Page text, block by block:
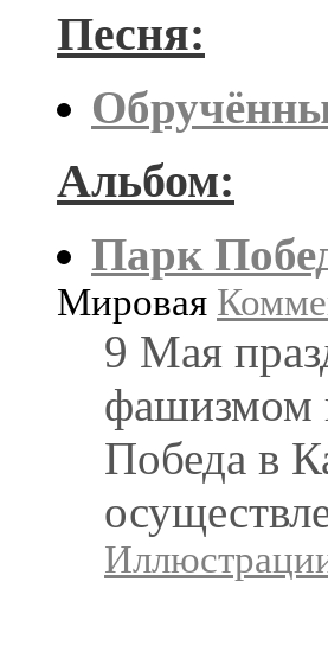
Песня:
Альбом:
Парк
Мировая
9 Мая
фашизмом
Победа в